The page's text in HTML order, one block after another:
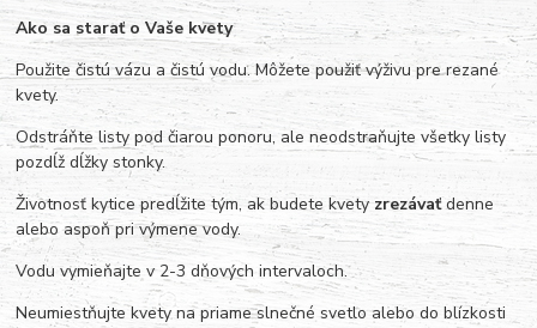
Ako sa starať o Vaše kvety
Použite čistú vázu a čistú vodu. Môžete použiť výživu pre rezané
kvety.
Odstráňte listy pod čiarou ponoru, ale neodstraňujte všetky listy
pozdĺž dĺžky stonky.
Životnosť kytice predĺžite tým, ak budete kvety zrezávaťdenne
alebo aspoň pri výmene vody.
Vodu vymieňajte v 2-3 dňových intervaloch.
Neumiestňujte kvety na priame slnečné svetlo alebo do blízkosti